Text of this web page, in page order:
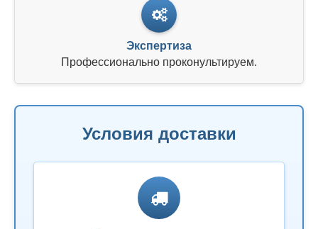
Экспертиза
Профессионально проконультируем.
Условия доставки